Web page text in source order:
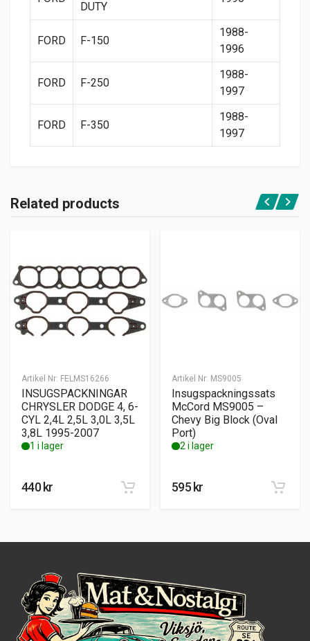
DUTY
FORD F-150
1988-
1996
FORD F-250
1988-
1997
FORD F-350
1988-
1997
Related products
Artikel Nr: FELMS16266
INSUGSPACKNINGAR
CHRYSLER DODGE 4, 6-
CYL 2,4L 2,5L 3,0L 3,5L
3,8L 1995-2007
1 i lager
440 kr
Artikel Nr: MS9005
Insugspackningssats
McCord MS9005 –
Chevy Big Block (Oval
Port)
2 i lager
595 kr